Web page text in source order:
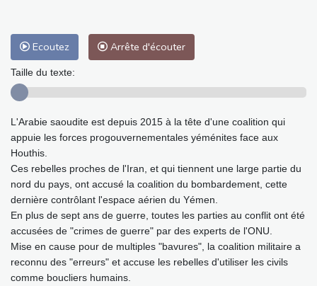
Ecoutez Arrête d'écouter
Taille du texte:
L'Arabie saoudite est depuis 2015 à la tête d'une coalition qui
appuie les forces progouvernementales yéménites face aux
Houthis.
Ces rebelles proches de l'Iran, et qui tiennent une large partie du
nord du pays, ont accusé la coalition du bombardement, cette
dernière contrôlant l'espace aérien du Yémen.
En plus de sept ans de guerre, toutes les parties au conflit ont été
accusées de "crimes de guerre" par des experts de l'ONU.
Mise en cause pour de multiples "bavures", la coalition militaire a
reconnu des "erreurs" et accuse les rebelles d'utiliser les civils
comme boucliers humains.